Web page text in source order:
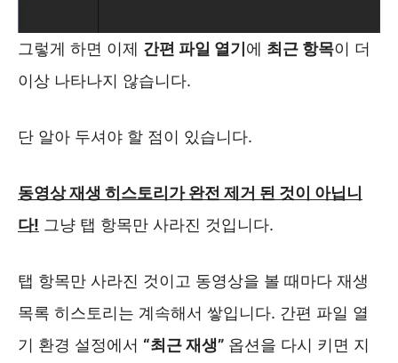
그렇게 하면 이제 간편 파일 열기 에 최근 항목이 더
이상 나타나지 않습니다.
단 알아 두셔야 할 점이 있습니다.
동영상 재생 히스토리가 완전 제거 된 것이 아닙니
다! 그냥 탭 항목만 사라진 것입니다.
탭 항목만 사라진 것이고 동영상을 볼 때마다 재생
목록 히스토리는 계속해서 쌓입니다. 간편 파일 열
기 환경 설정에서 “최근 재생” 옵션을 다시 키면 지